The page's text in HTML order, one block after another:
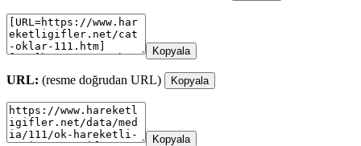
Kopyala
URL: (resme doğrudan URL) Kopyala
Kopyala